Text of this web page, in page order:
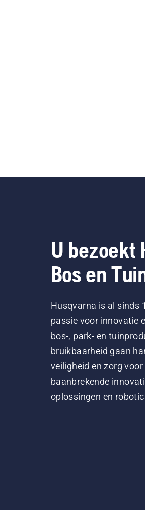
U bezoekt
Bos en
Husqvarna is al sinds
passie voor innovatie
bos-, park- en
bruikbaarheid gaan
veiligheid en zorg
baanbrekende
oplossingen en